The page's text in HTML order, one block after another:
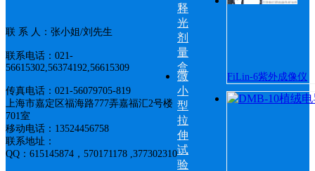
联 系 人：张小姐/刘先生
联系电话：021-
56615302,56374192,56615309
传真电话：021-56079705-819
上海市嘉定区福海路777弄嘉福汇2号楼
701室
移动电话：13524456758
联系地址：
QQ： 615145874 ，570171178 ,377302310
FiLin-6紫外成像仪
释
光
剂
量
盒
微
小
型
拉
伸
试
验